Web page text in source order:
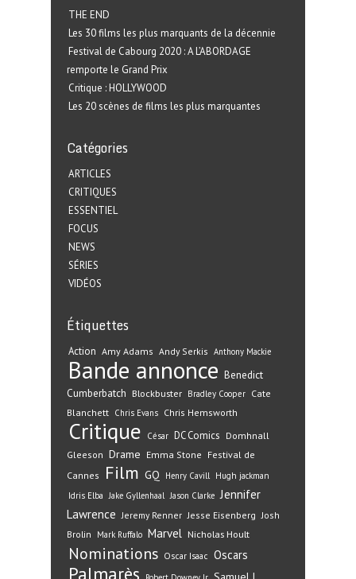
THE END
Les 30 films les plus marquants de la décennie
Festival de Cabourg 2020 : A L’ABORDAGE
remporte le Grand Prix
Critique : HOLLYWOOD
Les 20 scènes de films les plus marquantes
Catégories
ARTICLES
CRITIQUES
ESSENTIEL
FOCUS
NEWS
SÉRIES
VIDÉOS
Étiquettes
Action Amy Adams Andy Serkis Anthony Mackie
Bande annonce Benedict
Cumberbatch Blockbuster Bradley Cooper Cate
Blanchett Chris Evans Chris Hemsworth
Critique César DC Comics Domhnall
Gleeson Drame Emma Stone Festival de
Cannes
Film GQ Henry Cavill Hugh jackman
Idris Elba Jake Gyllenhaal Jason Clarke Jennifer
Lawrence Jeremy Renner Jesse Eisenberg Josh
Brolin
Mark Ruffalo Marvel Nicholas Hoult
Nominations Oscar Isaac Oscars
Palmarès